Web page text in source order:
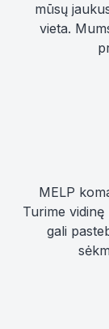
mūsų
vieta.
MELP
Turime
gali